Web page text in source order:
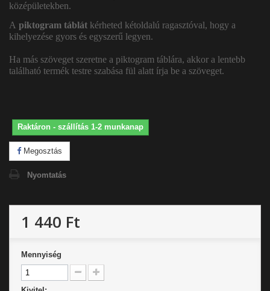
középületekben.
A piktogram táblát kérheted kétoldalú ragasztóval, hogy a
kihelyezése gyors és egyszerű legyen.
Ha más szöveget szeretne a piktogram táblára, akkor a lentebb
található termék testre szabása fül alatt írja be a szöveget.
Raktáron - szállítás 1-2 munkanap
Megosztás
Nyomtatás
1 440 Ft
Mennyiség